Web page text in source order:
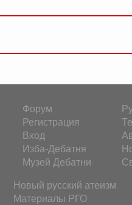
Форум
Регистрация
Вход
Изба-Дебатня
Музей Дебатни
Новый русский атеизм
Материалы РГО